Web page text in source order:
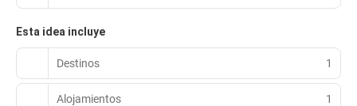
Esta idea incluye
Destinos 1
Alojamientos 1